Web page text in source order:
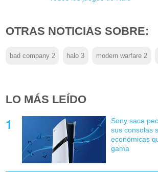
OTRAS NOTICIAS SOBRE:
bad company 2 halo 3 modern warfare 2
LO MÁS LEÍDO
Sony saca
sus consolas
económicas
gama